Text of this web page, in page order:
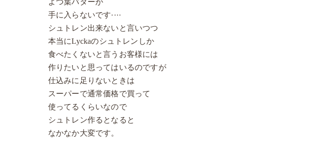
よつ葉バターが
手に入らないです····
シュトレン出来ないと言いつつ
本当にLyckaのシュトレンしか
食べたくないと言うお客様には
作りたいと思ってはいるのですが
仕込みに足りないときは
スーパーで通常価格で買って
使ってるくらいなので
シュトレン作るとなると
なかなか大変です。